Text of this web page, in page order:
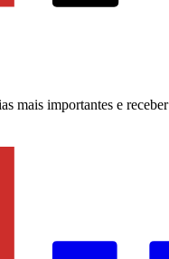
mais importantes e receber